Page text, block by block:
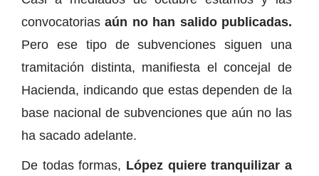
convocatoriasaún no han salido publicadas.
Pero ese tipo de subvenciones siguen una
tramitación distinta, manifiesta el concejal de
Hacienda, indicando que estas dependen de la
base nacional de subvenciones que aún no las
ha sacado adelante.
De todas formas, López quiere tranquilizar a